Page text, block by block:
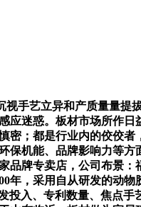
视手艺立异和产质量量提
迷惑。板材市场所作
；都是行业内的佼佼
机能、品牌影响力等
牌专卖店，公司布景
，采用自从研发的动
入、专利数量、焦点